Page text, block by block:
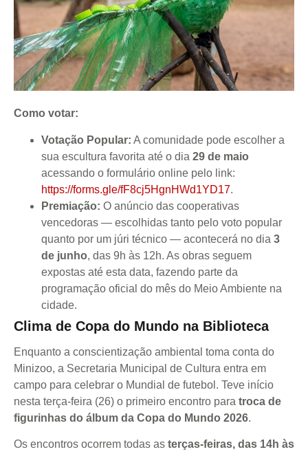
Como votar:
Votação Popular: A comunidade pode escolher a
sua escultura favorita até o dia 29 de maio
acessando o formulário online pelo link:
https://forms.gle/fF8cj5HgnHWd1YD17.
Premiação: O anúncio das cooperativas
vencedoras — escolhidas tanto pelo voto popular
quanto por um júri técnico — acontecerá no dia 3
de junho, das 9h às 12h. As obras seguem
expostas até esta data, fazendo parte da
programação oficial do mês do Meio Ambiente na
cidade.
Clima de Copa do Mundo na Biblioteca
Enquanto a conscientização ambiental toma conta do
Minizoo, a Secretaria Municipal de Cultura entra em
campo para celebrar o Mundial de futebol. Teve início
nesta terça-feira (26) o primeiro encontro para troca de
figurinhas do álbum da Copa do Mundo 2026.
Os encontros ocorrem todas as terças-feiras, das 14h às